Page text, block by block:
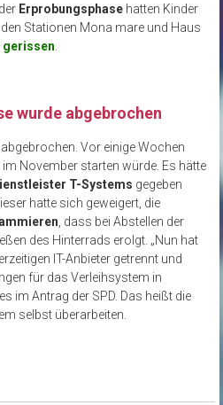
Erprobungsphasehatten Kinder
Stationen Mona mare und Haus
gerissen
wurde abgebrochen
Vor einige Wochen
November starten würde. Es hätte
T-Systems gegeben
hatte sich geweigert, die
, dass bei Abstellen der
des Hinterrads erolgt. „Nun hat
IT-Anbieter getrennt und
für das Verleihsystem in
im Antrag der SPD. Das heißt die
selbst überarbeiten.